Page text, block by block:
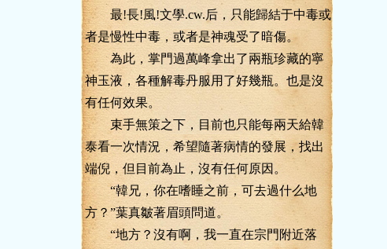
最!長!風!文學.cw.后，只能歸結于中毒或
者是慢性中毒，或者是神魂受了暗傷。
為此，掌門過萬峰拿出了兩瓶珍藏的寧
神玉液，各種解毒丹服用了好幾瓶。也是沒
有任何效果。
束手無策之下，目前也只能每兩天給韓
泰看一次情況，希望隨著病情的發展，找出
端倪，但目前為止，沒有任何原因。
“韓兄，你在嗜睡之前，可去過什么地
方？”葉真皺著眉頭問道。
“地方？沒有啊，我一直在宗門附近落